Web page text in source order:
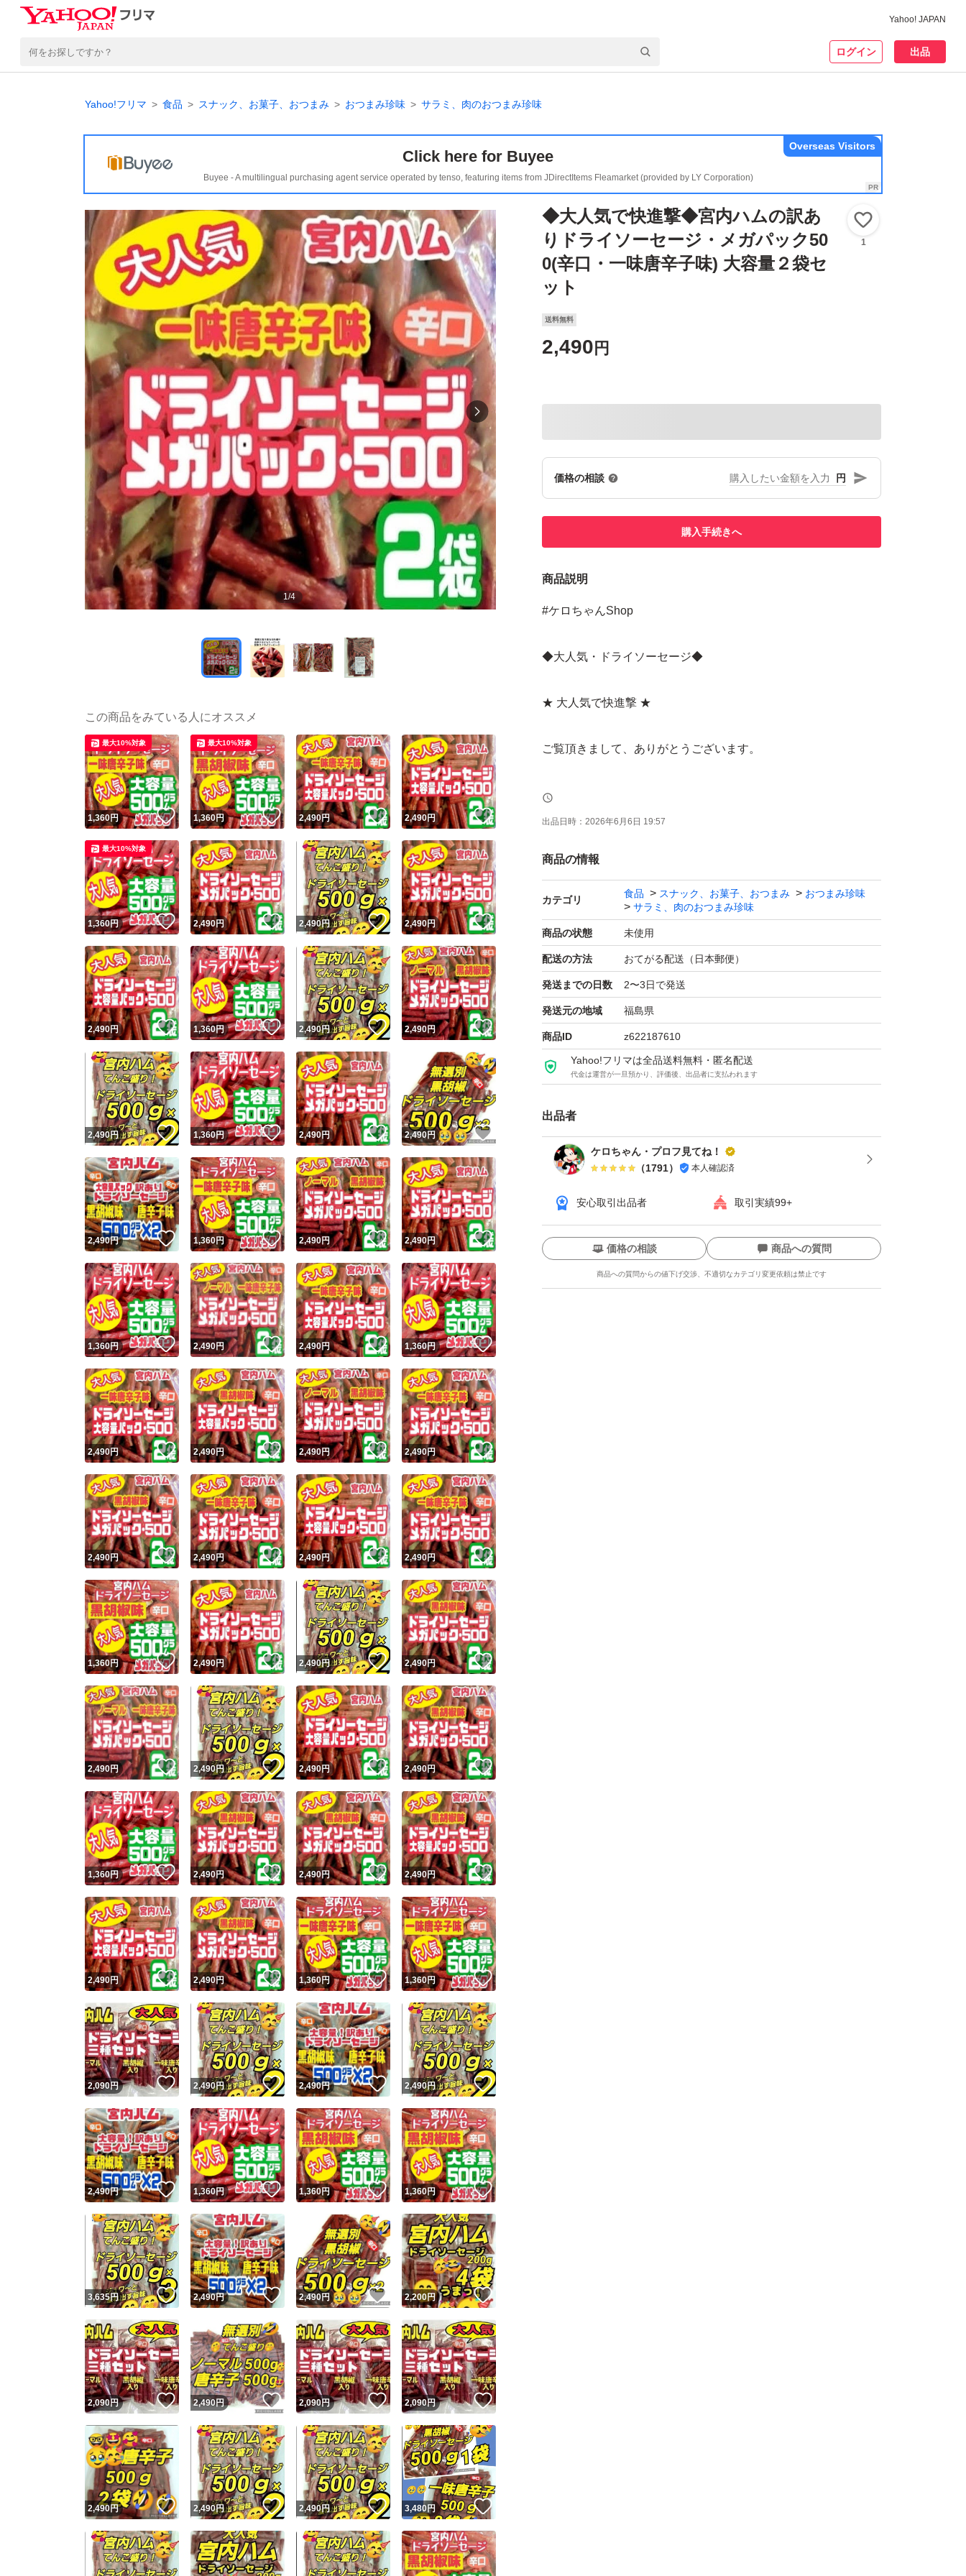
Yahoo! JAPAN
ログイン 出品
Yahoo!フリマ 食品 スナック、お菓子、おつまみ おつまみ珍味 サラミ、肉のおつまみ珍味
Click here for Buyee
Buyee - A multilingual purchasing agent service operated by tenso, featuring items from JDirectItems Fleamarket (provided by LY Corporation)
Overseas Visitors
1/4
◆大人気で快進撃◆宮内ハムの訳あ
りドライソーセージ・メガパック50
0(辛口・一味唐辛子味) 大容量２袋セ
ット
1
送料無料
2,490 円
価格の相談 円
購入手続きへ
商品説明
#ケロちゃんShop
◆大人気・ドライソーセージ◆
★ 大人気で快進撃 ★
ご覧頂きまして、ありがとうございます。
◆TV【秘密のケンミンSHOW】で紹介された山形県・宮内ハム
の、一味唐辛子味(辛口)ドライソーセージ・メガパック500㌘で
◆一味唐辛子味(辛口)◆
辛口は一味唐辛子味で、ピリ辛な味わいの辛口ドライソーセージ
になります。
★一味唐辛子のピリッと刺激的な味をぜひ味わって下さい。
後を引く美味しさです。
製造過程でできる切れ端(切れ端・頭部分)が入った無選別の訳あ
しかも、製造は味で定評のある山形県の宮内ハムです。
定番の味・宮内ハムの「ドライソーセージ」は、人気ナンバーワ
○宮内ハム/工場直送
出品日時： 2026年6月6日 19:57
商品の情報
カテゴリ
食品 スナック、お菓子、おつまみ
おつまみ珍味
サラミ、肉のおつまみ珍味
商品の状態 未使用
配送の方法 おてがる配送（日本郵便）
発送までの日数 2〜3日で発送
発送元の地域 福島県
商品ID z622187610
Yahoo!フリマは全品送料無料・匿名配送
代金は運営が一旦預かり、評価後、出品者に支払われます
出品者
ケロちゃん・プロフ見てね！
（1791） 本人確認済
安心取引出品者 取引実績99+
ユーザーの実績について
Yahoo!フリマが定めた一定の基準を満たしたユーザーにバッジを付与しています
安心取引出品者
安心取引出品者 Yahoo!フリマの基準をクリアした安心・安全なユーザーです
取引実績
取引実績◯+ このユーザーはYahoo!フリマの取引を完了させた実績があります
他フリマ実績◯+ このユーザーは他フリマサービスでの取引実績があります
スピード&安心発送
※このバッジは実績に基づく表示であり、発送を保証しているものではありません
スピード＆安心発送
このユーザーは高頻度で24時間以内＆設定した発送日数内に発送してい
ます
スピード発送 このユーザーは高頻度で24時間以内に発送しています
安心発送 このユーザーは設定した発送日数内に発送しています
価格の相談 商品への質問
商品への質問からの値下げ交渉、不適切なカテゴリ変更依頼は禁止です
この商品の情報をコピーします
商品画像の無断転載は禁止されています
コピーは1商品につき1回です
出品ページへ
キャンセル
この商品をみている人にオススメ
1,360円 いいね！
最大10%対象
1,360円 いいね！
最大10%対象
2,490円 いいね！
2,490円 いいね！
1,360円 いいね！
最大10%対象
2,490円 いいね！
2,490円 いいね！
2,490円 いいね！
2,490円 いいね！
1,360円 いいね！
2,490円 いいね！
2,490円 いいね！
2,490円 いいね！
1,360円 いいね！
2,490円 いいね！
2,490円
2,490円 いいね！
1,360円 いいね！
2,490円 いいね！
2,490円 いいね！
1,360円 いいね！
2,490円 いいね！
2,490円 いいね！
1,360円 いいね！
2,490円 いいね！
2,490円 いいね！
2,490円 いいね！
2,490円 いいね！
2,490円 いいね！
2,490円 いいね！
2,490円 いいね！
2,490円 いいね！
1,360円 いいね！
2,490円 いいね！
2,490円 いいね！
2,490円 いいね！
2,490円 いいね！
2,490円 いいね！
2,490円 いいね！
2,490円 いいね！
1,360円 いいね！
2,490円 いいね！
2,490円 いいね！
2,490円 いいね！
2,490円 いいね！
2,490円 いいね！
1,360円 いいね！
1,360円 いいね！
2,090円 いいね！
2,490円 いいね！
2,490円 いいね！
2,490円 いいね！
2,490円 いいね！
1,360円 いいね！
1,360円 いいね！
1,360円 いいね！
3,635円 いいね！
2,490円 いいね！
2,490円 いいね！
2,200円
2,090円 いいね！
2,490円 いいね！
2,090円 いいね！
2,090円 いいね！
2,490円 いいね！
2,490円 いいね！
2,490円 いいね！
3,480円